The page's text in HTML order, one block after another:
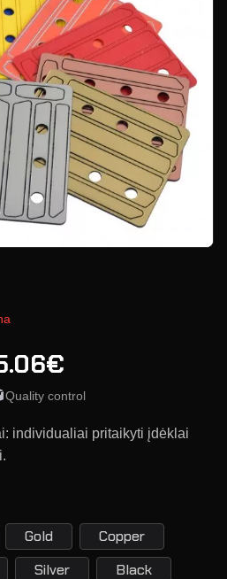
Quality control
individualiai pritaikyti įdėklai
Gold
Copper
Silver Black